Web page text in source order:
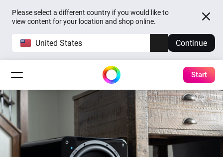
Please select a different country if you would like to
view content for your location and shop online.
United States Continue
Start